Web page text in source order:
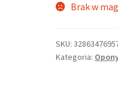
Brak w
SKU:
Kategoria: